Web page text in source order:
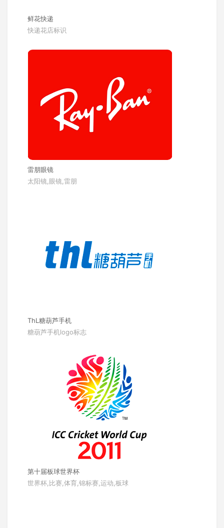
鲜花快递
快递花店标识
雷朋眼镜
太阳镜,眼镜,雷朋
ThL糖葫芦手机
糖葫芦手机logo标志
第十届板球世界杯
世界杯,比赛,体育,锦标赛,运动,板球